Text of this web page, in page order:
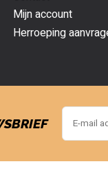
Mijn account
Herroeping